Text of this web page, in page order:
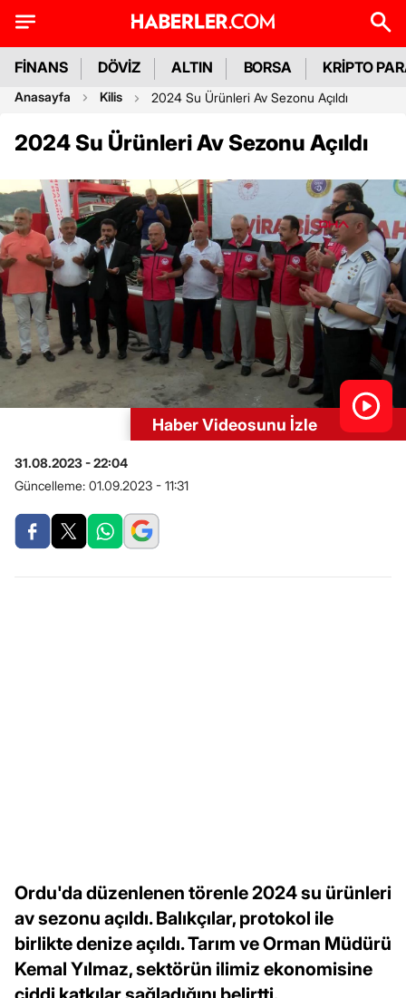
FİNANS DÖVİZ ALTIN BORSA KRİPTO
Anasayfa Kilis 2024 Su Ürünleri Av Sezonu Açıldı
2024 Su Ürünleri Av Sezonu Açıldı
Haber Videosunu İzle
31.08.2023 - 22:04
Güncelleme: 01.09.2023 - 11:31
Ordu'da düzenlenen törenle 2024 su ürünleri
av sezonu açıldı. Balıkçılar, protokol ile
birlikte denize açıldı. Tarım ve Orman Müdürü
Kemal Yılmaz, sektörün ilimiz ekonomisine